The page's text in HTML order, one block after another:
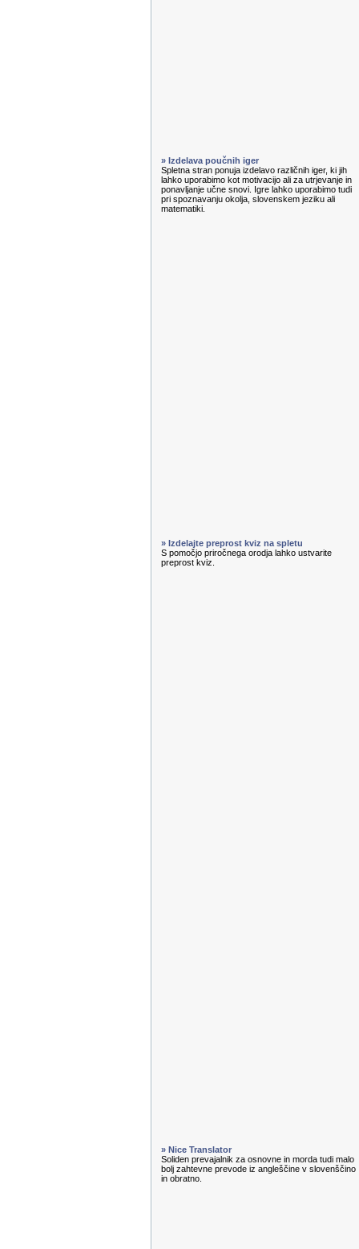
» Izdelava poučnih iger
Spletna stran ponuja izdelavo različnih iger, ki jih
lahko uporabimo kot motivacijo ali za utrjevanje in
ponavljanje učne snovi. Igre lahko uporabimo tudi
pri spoznavanju okolja, slovenskem jeziku ali
matematiki.
» Izdelajte preprost kviz na spletu
S pomočjo priročnega orodja lahko ustvarite
preprost kviz.
» Nice Translator
Soliden prevajalnik za osnovne in morda tudi malo
bolj zahtevne prevode iz angleščine v slovenščino
in obratno.